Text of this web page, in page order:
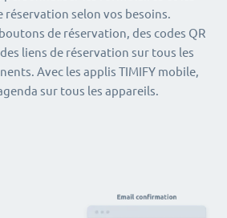
réservation selon vos besoins.
de réservation, des codes QR
liens de réservation sur tous les
Avec les applis TIMIFY mobile,
sur tous les appareils.